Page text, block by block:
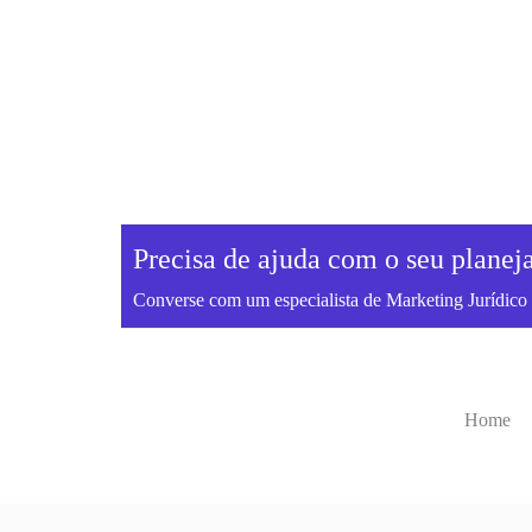
Precisa de ajuda com o seu
Converse com um especialista de Marketing
Home